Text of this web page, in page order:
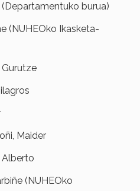
(Departamentuko burua)
(NUHEOko Ikasketa-
Maider
Alberto
(NUHEOko